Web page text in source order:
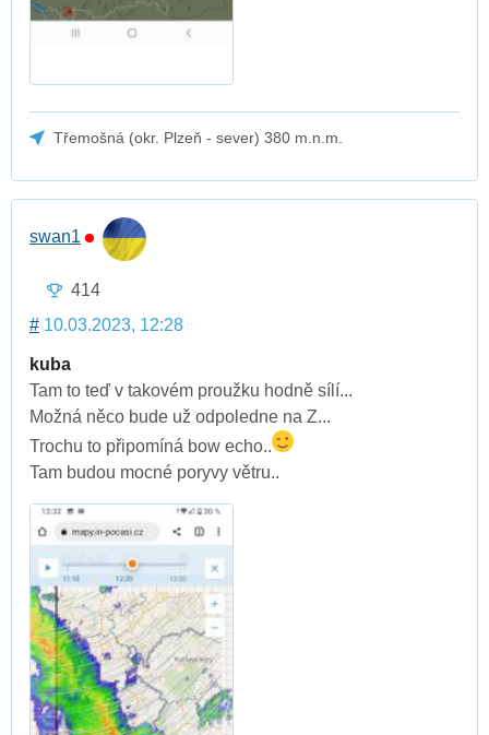
Třemošná (okr. Plzeň - sever) 380 m.n.m.
swan1
414
# 10.03.2023, 12:28
kuba
Tam to teď v takovém proužku hodně sílí...
Možná něco bude už odpoledne na Z...
Trochu to připomíná bow echo..
Tam budou mocné poryvy větru..